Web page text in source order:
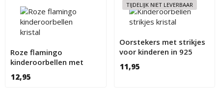
Roze flamingo
kinderoorbellen met
kristal oog
12,95
TIJDELIJK NIET LEVERBAAR
Oorstekers met strikjes
voor kinderen in 925
Sterling Silver
11,95